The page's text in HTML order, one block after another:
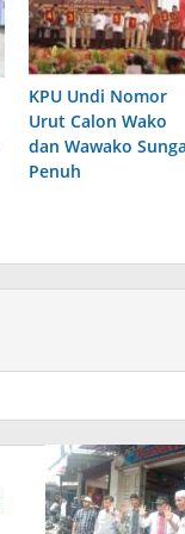
KPU Undi Nomor
Urut Calon Wako
dan Wawako
Penuh